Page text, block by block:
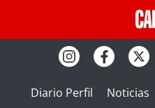
Diario Perfil Noticias